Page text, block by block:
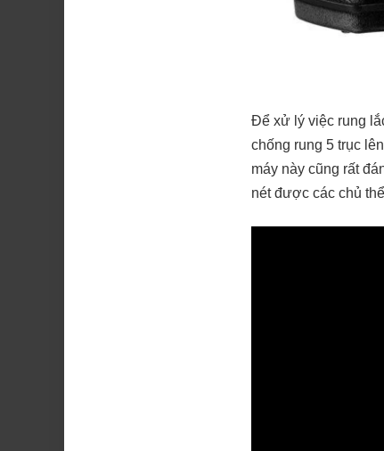
Để xử lý việc rung
chống rung 5 trục
máy này cũng rất
nét được các chủ